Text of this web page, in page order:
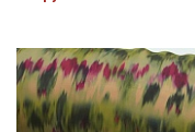
Электронная почта